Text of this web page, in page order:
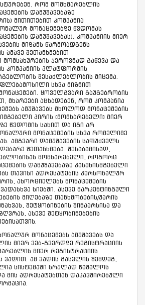
რომ მომხმარებლის
დამუშავებაზე
მითითებით კომპანია
მონაცემებზე წვდომას
დამუშავებას). კომპანიის მიერ
მიზანს წარმოადგენს
ამავე შეთანხმებით
ჯეროვნად გაწევა და
კომპანიის პლატფორმის
შესაძლებლობის მიცემა.
სხვა მიზნით
ყოველგვარი გაუგებრობის
მხარეები აცხადებენ, რომ კომპანია
ამუშავებს მხოლოდ მონაცემების
პირის (მომხარებელი) მიერ
წვდომის სახით და იგი არ
მონაცემების სხვა რომელიმე
ამგვარი დამუშავების საფუძველს
შეთანხმება. შესაბამისად,
მომხარებელი, როგორც
დამუშავებაზე პასუხისმგებელი
თავისი ადრესატების პერსონალურ
ახორციელებს მონაცემების
სიებში, ასევე მარკენტინგული
მიღებაზე თანხმობების/უარის
შეტყობინების შინაარსისა და
ასევე შეტყობინებების
მონაცემებს ამუშავებს და
მიერ ვებ-გვერდზე რეგისტრაციის
მიერ რეგისტრაციის
ვადით. ამ ვადის გასვლის შემდეგ,
სისტემაში სრულად წაშალოს
მის ადრესატებთან დაკავშირებული